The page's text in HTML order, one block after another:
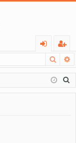
д
ег
ис
тр